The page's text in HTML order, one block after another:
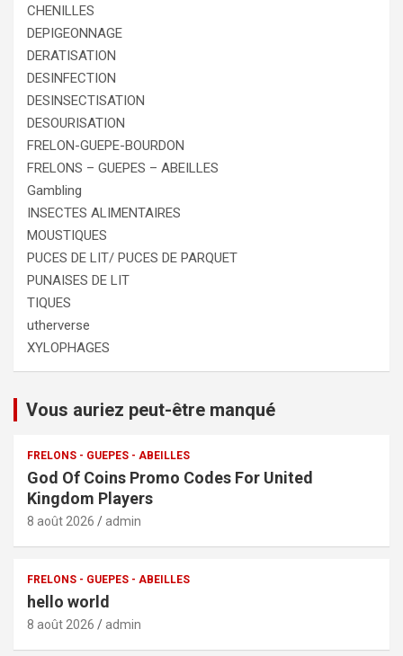
CHENILLES
DEPIGEONNAGE
DERATISATION
DESINFECTION
DESINSECTISATION
DESOURISATION
FRELON-GUEPE-BOURDON
FRELONS – GUEPES – ABEILLES
Gambling
INSECTES ALIMENTAIRES
MOUSTIQUES
PUCES DE LIT/ PUCES DE PARQUET
PUNAISES DE LIT
TIQUES
utherverse
XYLOPHAGES
Vous auriez peut-être manqué
FRELONS - GUEPES - ABEILLES
God Of Coins Promo Codes For United
Kingdom Players
8 août 2026 admin
FRELONS - GUEPES - ABEILLES
hello world
8 août 2026 admin